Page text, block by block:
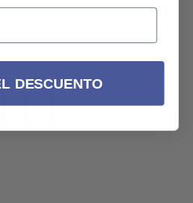
DESCUENTO